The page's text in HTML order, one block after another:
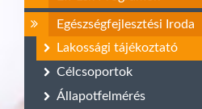
Egészségfejlesztési Iroda
Lakossági tájékoztató
Célcsoportok
Állapotfelmérés